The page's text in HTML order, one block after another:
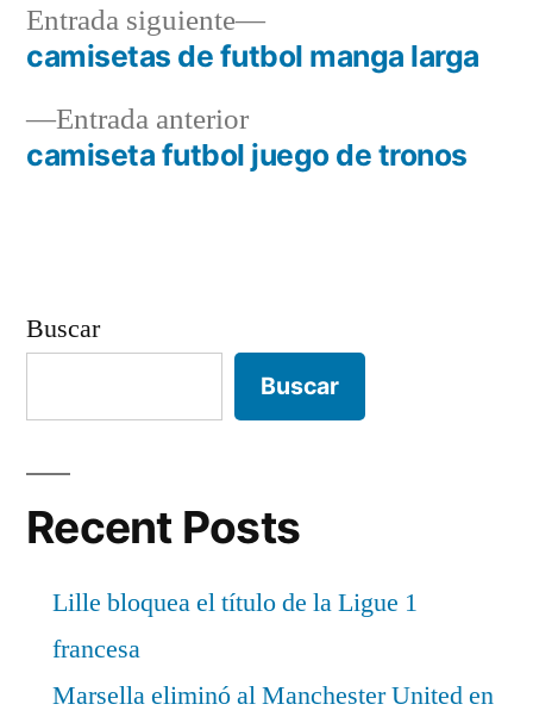
Navegación
deEntrada anteriorEntrada
anterior:
camiseta futbol juego de tronos
Entrada siguiente
Entrada
siguiente:
camisetas de futbol manga larga
Buscar
Buscar
Recent Posts
Lille bloquea el título de la Ligue 1
francesa
Marsella eliminó al Manchester United en